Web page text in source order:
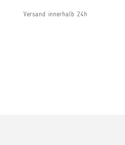
Versand innerhalb 24h